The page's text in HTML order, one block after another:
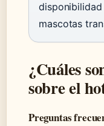
mascotas
¿Cuáles
sobre el
Preguntas